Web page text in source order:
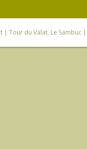
| Tour du Valat, Le Sambuc